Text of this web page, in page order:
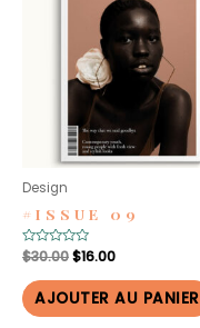
Design
#ISSUE 09
Note
0
sur
5
$30.00Le
initial
était :
$16.00Le
actuel
est :
AJOUTER AU PANIER